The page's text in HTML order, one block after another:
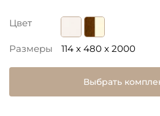
Цвет
Размеры 114 x 480 x 2000
Выбрать